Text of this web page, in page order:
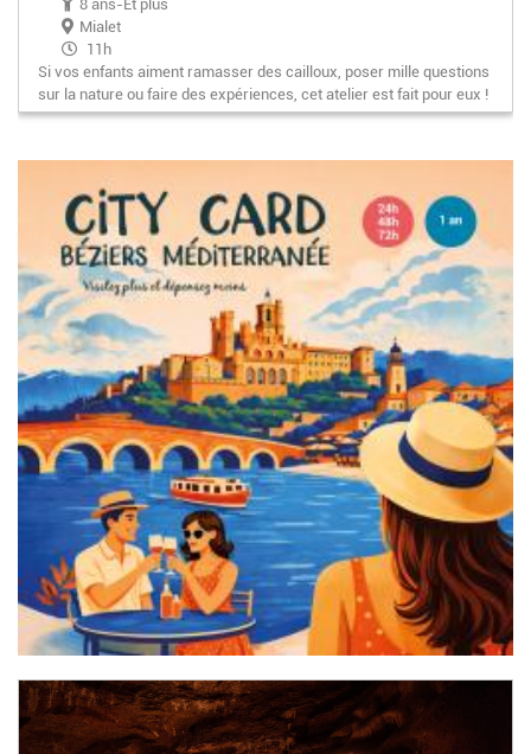
8 ans-Et plus
Mialet
11h
Si vos enfants aiment ramasser des cailloux, poser mille questions
sur la nature ou faire des expériences, cet atelier est fait pour eux !